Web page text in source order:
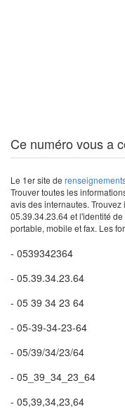
Ce numéro vous a
Le 1er site de
Trouver toutes les
avis des internautes.
05.39.34.23.64 et l'identité
portable, mobile et fax. Les
- 0539342364
- 05.39.34.23.64
- 05 39 34 23 64
- 05-39-34-23-64
- 05/39/34/23/64
- 05_39_34_23_64
- 05,39,34,23,64